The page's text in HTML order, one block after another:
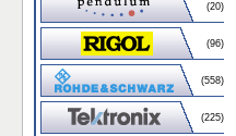
(20)
(96)
(558)
(225)